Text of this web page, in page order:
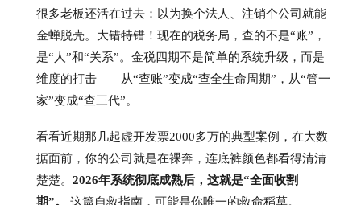
很多老板还活在过去：以为换个法人、注销个公司就能
金蝉脱壳。大错特错！现在的税务局，查的不是“账”，
是“人”和“关系”。金税四期不是简单的系统升级，而是
维度的打击——从“查账”变成“查全生命周期”，从“管一
家”变成“查三代”。
看看近期那几起虚开发票2000多万的典型案例，在大数
据面前，你的公司就是在裸奔，连底裤颜色都看得清清
楚楚。 2026年系统彻底成熟后，这就是“全面收割
期”。
这篇自救指南，可能是你唯一的救命稻草。